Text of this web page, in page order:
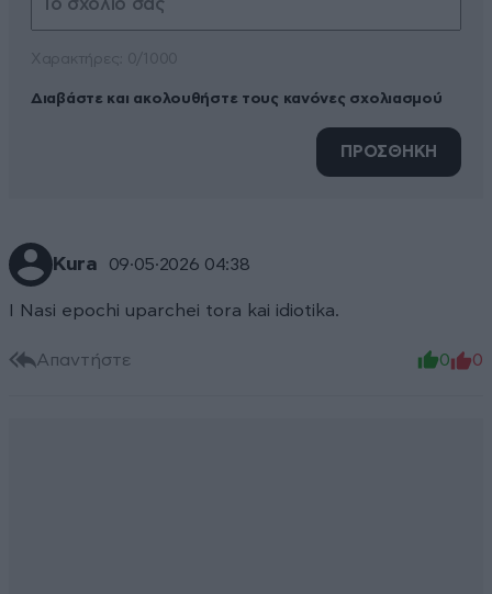
Διαβάστε και ακολουθήστε τους κανόνες σχολιασμού
ΠΡΟΣΘΗΚΗ
Kura 09·05·2026 04:38
I Nasi epochi uparchei tora kai idiotika.
Απαντήστε 0 0